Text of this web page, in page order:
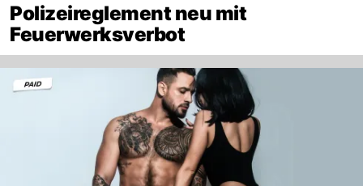
Polizeireglement neu mit
Feuerwerksverbot